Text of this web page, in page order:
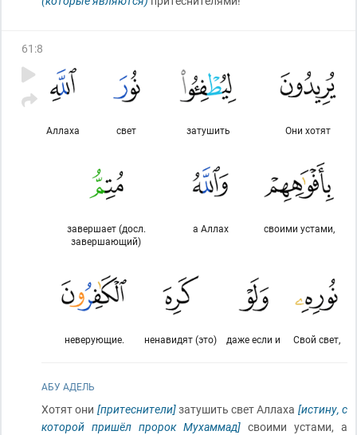
61 :8
Они хотят
затушить
свет
Аллаха
своими устами,
а Аллах
завершает (досл.
завершающий)
Свой свет,
даже если и
ненавидят (это)
неверующие.
АБУ АДЕЛЬ
Хотят они [притеснители]затушить свет Аллаха [истину, с
которой пришёл пророк Мухаммад] своими устами, а